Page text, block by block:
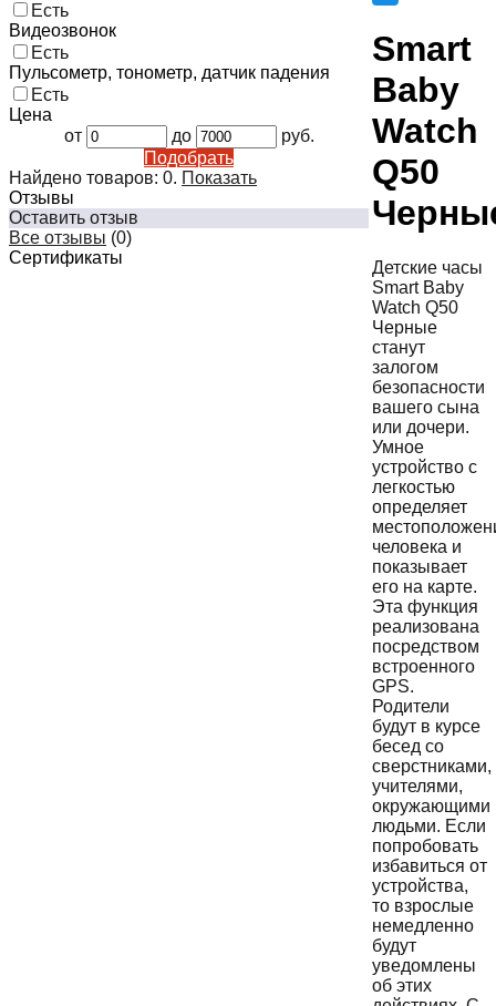
Есть
Видеозвонок
Есть
Пульсометр, тонометр, датчик падения
Есть
Цена
от
до
руб.
Подобрать
Найдено товаров: 0. Показать
Отзывы
Оставить отзыв
Все отзывы (0)
Сертификаты
Smart
Baby
Watch
Q50
Детские часы
Smart Baby
Watch Q50
Черные
станут
залогом
безопасности
вашего сына
или дочери.
Умное
устройство с
легкостью
определяет
человека и
показывает
его на карте.
Эта функция
реализована
посредством
встроенного
GPS.
Родители
будут в курсе
бесед со
сверстниками,
учителями,
окружающими
людьми. Если
попробовать
избавиться от
устройства,
то взрослые
немедленно
будут
уведомлены
об этих